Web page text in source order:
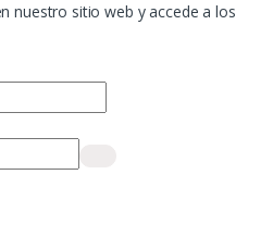
nuestro sitio web y accede a los